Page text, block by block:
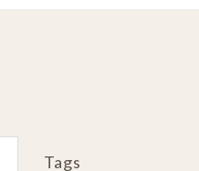
Tags